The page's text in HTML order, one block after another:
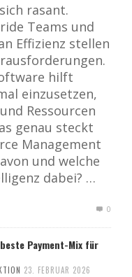
rasant.
Teams und
Effizienz stellen
hilft
einzusetzen,
Ressourcen
genau steckt
Management
und welche
dabei? …
0
Payment-Mix für
23. FEBRUAR 2026